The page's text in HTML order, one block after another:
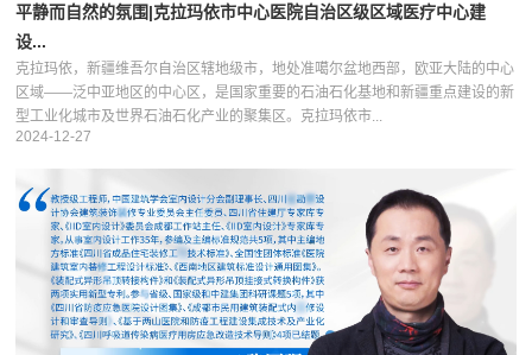
平静而自然的氛围|克拉玛依市中心医院自治区级区域医疗中心建
设...
克拉玛依，新疆维吾尔自治区辖地级市，地处准噶尔盆地西部，欧亚大陆的中心
区域——泛中亚地区的中心区，是国家重要的石油石化基地和新疆重点建设的新
型工业化城市及世界石油石化产业的聚集区。克拉玛依市...
2024-12-27